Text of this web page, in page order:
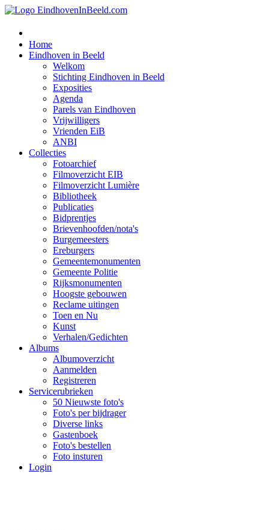
Home
Eindhoven in Beeld
Welkom
Stichting Eindhoven in Beeld
Exposities
Agenda
Parels van Eindhoven
Vrijwilligers
Vrienden EiB
ANBI
Collecties
Fotoarchief
Filmoverzicht EIB
Filmoverzicht Lumière
Bibliotheek
Publicaties
Bidprentjes
Brievenhoofden/nota's
Burgemeesters
Ereburgers
Gemeentemonumenten
Gemeente Politie
Rijksmonumenten
Hoogste gebouwen
Reclame uitingen
Toen en Nu
Kunst
Verhalen/Gedichten
Albums
Albumoverzicht
Aanmelden
Registreren
Servicerubrieken
50 Nieuwste foto's
Foto's per bijdrager
Diverse links
Gastenboek
Foto's bestellen
Foto insturen
Login